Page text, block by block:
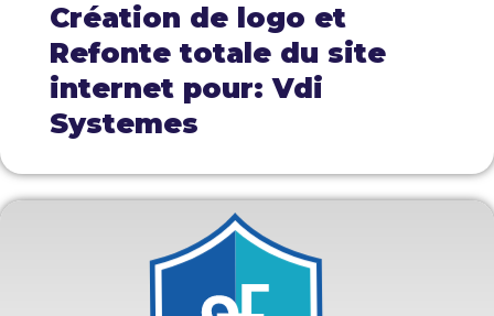
Création de logo et
Refonte totale du site
internet pour: Vdi
Systemes